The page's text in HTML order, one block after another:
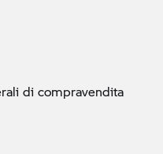
di compravendita